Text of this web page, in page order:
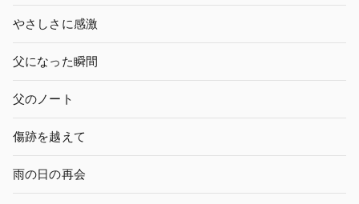
やさしさに感激
父になった瞬間
父のノート
傷跡を越えて
雨の日の再会